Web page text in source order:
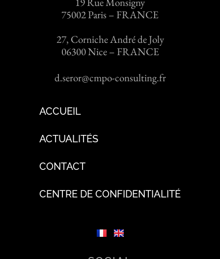
75002 Paris – FRANCE
27, Corniche André de Joly
06300 Nice – FRANCE
d.seror@cmpo-consulting.fr
ACCUEIL
ACTUALITÉS
CONTACT
CENTRE DE CONFIDENTIALITÉ